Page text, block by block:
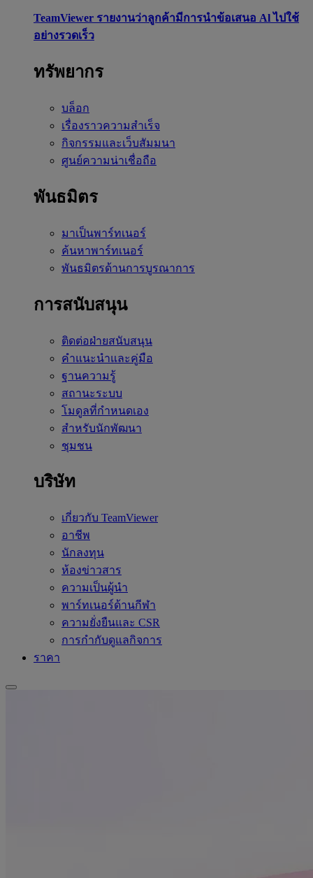
TeamViewer รายงานว่าลูกค้ามีการนำข้อเสนอ Al ไปใช้
อย่างรวดเร็ว
ทรัพยากร
บล็อก
เรื่องราวความสำเร็จ
กิจกรรมและเว็บสัมมนา
ศูนย์ความน่าเชื่อถือ
พันธมิตร
มาเป็นพาร์ทเนอร์
ค้นหาพาร์ทเนอร์
พันธมิตรด้านการบูรณาการ
การสนับสนุน
ติดต่อฝ่ายสนับสนุน
คำแนะนำและคู่มือ
ฐานความรู้
สถานะระบบ
โมดูลที่กำหนดเอง
สำหรับนักพัฒนา
ชุมชน
บริษัท
เกี่ยวกับ TeamViewer
อาชีพ
นักลงทุน
ห้องข่าวสาร
ความเป็นผู้นำ
พาร์ทเนอร์ด้านกีฬา
ความยั่งยืนและ CSR
การกำกับดูแลกิจการ
ราคา